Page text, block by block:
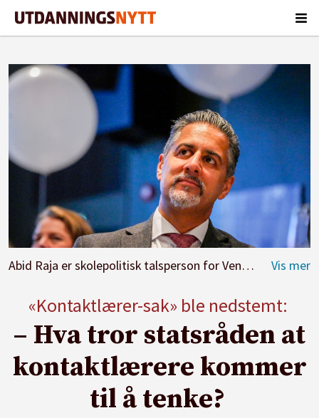
Abid Raja er skolepolitisk talsperson for Venstre. Foto:
«Kontaktlærer-sak» ble nedstemt:
– Hva tror statsråden at
kontaktlærere kommer
til å tenke?